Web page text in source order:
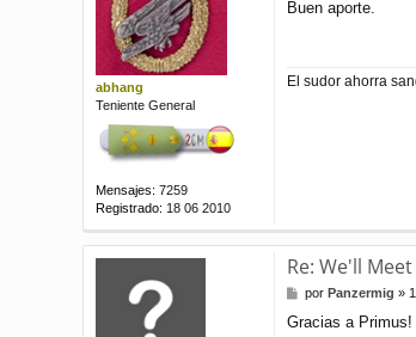
abhang
Teniente General
Mensajes: 7259
Registrado: 18 06 2010
n
e
Buen aporte.
El sudor ahorra
Re: We'll
M
n
porPanzermig »
Gracias a